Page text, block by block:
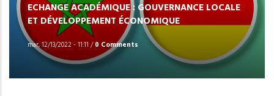
ECHANGE ACADÉMIQUE : GOUVERNANCE LOCALE
ET DÉVELOPPEMENT ÉCONOMIQUE
mar, 12/13/2022 - 11:11 /0 Comments